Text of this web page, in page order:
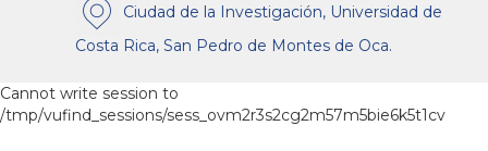
Ciudad de la Investigación, Universidad de
Costa Rica, San Pedro de Montes de Oca.
Cannot write session to
/tmp/vufind_sessions/sess_ovm2r3s2cg2m57m5bie6k5t1cv